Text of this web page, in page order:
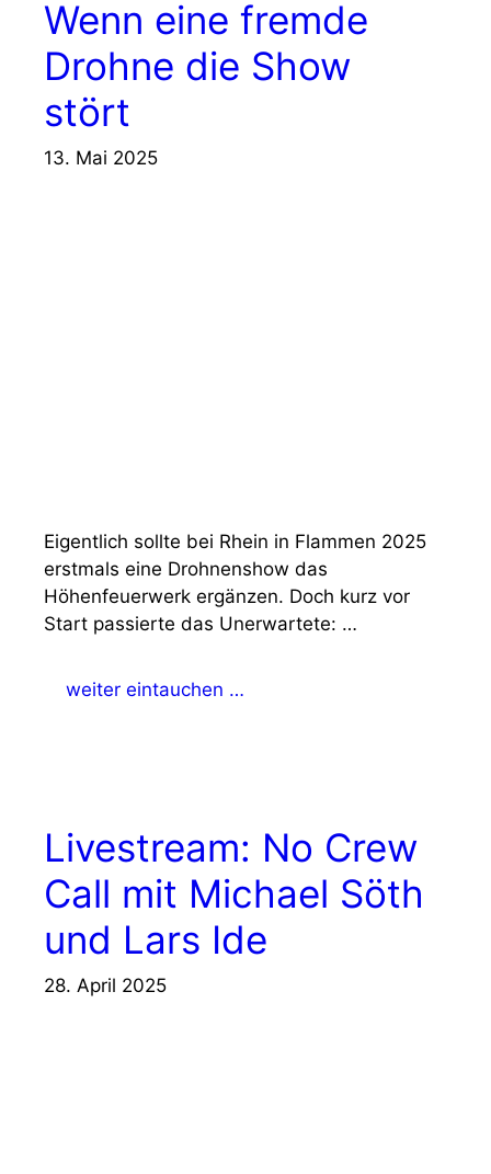
Wenn eine fremde
Drohne die Show
stört
13. Mai 2025
Eigentlich sollte bei Rhein in Flammen 2025
erstmals eine Drohnenshow das
Höhenfeuerwerk ergänzen. Doch kurz vor
Start passierte das Unerwartete: …
weiter eintauchen …
Livestream: No Crew
Call mit Michael Söth
und Lars Ide
28. April 2025